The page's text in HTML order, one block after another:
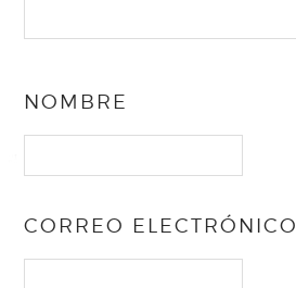
NOMBRE
CORREO ELECTRÓNICO